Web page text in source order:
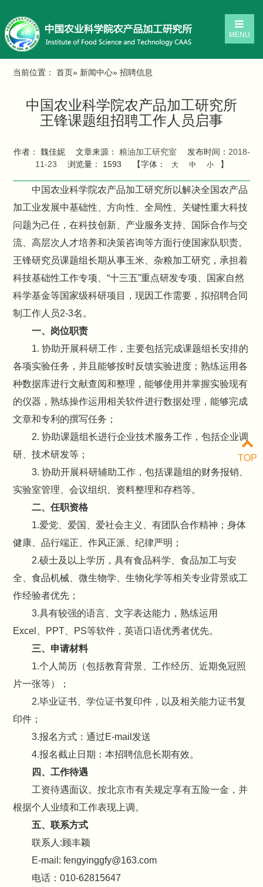
MENU
当前位置：首页» 新闻中心» 招聘信息
中国农业科学院农产品加工研究所
王锋课题组招聘工作人员启事
作者： 魏佳妮 文章来源： 粮油加工研究室 发布时间： 2018-
11-23
浏览量： 1593 【字体： 大 中 小 】
中国农业科学院农产品加工研究所以解决全国农产品
加工业发展中基础性、方向性、全局性、关键性重大科技
问题为己任，在科技创新、产业服务支持、国际合作与交
流、高层次人才培养和决策咨询等方面行使国家队职责。
王锋研究员课题组长期从事玉米、杂粮加工研究，承担着
科技基础性工作专项、“十三五”重点研发专项、国家自然
科学基金等国家级科研项目，现因工作需要，拟招聘合同
制工作人员2-3名。
一、岗位职责
1. 协助开展科研工作，主要包括完成课题组长安排的
各项实验任务，并且能够按时反馈实验进度；熟练运用各
种数据库进行文献查阅和整理，能够使用并掌握实验现有
的仪器，熟练操作运用相关软件进行数据处理，能够完成
文章和专利的撰写任务；
2. 协助课题组长进行企业技术服务工作，包括企业调
研、技术研发等；
3. 协助开展科研辅助工作，包括课题组的财务报销、
实验室管理、会议组织、资料整理和存档等。
二、任职资格
1.爱党、爱国、爱社会主义、有团队合作精神；身体
健康、品行端正、作风正派、纪律严明；
2.硕士及以上学历，具有食品科学、食品加工与安
全、食品机械、微生物学、生物化学等相关专业背景或工
作经验者优先；
3.具有较强的语言、文字表达能力，熟练运用
Excel、PPT、PS等软件，英语口语优秀者优先。
三、申请材料
1.个人简历（包括教育背景、工作经历、近期免冠照
片一张等）；
2.毕业证书、学位证书复印件，以及相关能力证书复
印件；
3.报名方式：通过E-mail发送
4.报名截止日期：本招聘信息长期有效。
四、工作待遇
工资待遇面议。按北京市有关规定享有五险一金，并
根据个人业绩和工作表现上调。
五、联系方式
联系人:顾丰颖
E-mail: fengyinggfy@163.com
电话：010-62815647
TOP